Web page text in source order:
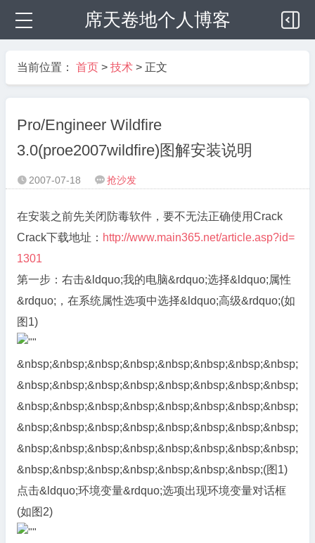
席天卷地个人博客
当前位置： 首页 > 技术 > 正文
Pro/Engineer Wildfire
3.0(proe2007wildfire)图解安装说明
 2007-07-18  抢沙发
在安装之前先关闭防毒软件，要不无法正确使用Crack
Crack下载地址： http://www.main365.net/article.asp?id=
1301
第一步：右击&ldquo;我的电脑&rdquo;选择&ldquo;属性
&rdquo;，在系统属性选项中选择&ldquo;高级&rdquo;(如
图1)
&nbsp;&nbsp;&nbsp;&nbsp;&nbsp;&nbsp;&nbsp;&nbsp;
&nbsp;&nbsp;&nbsp;&nbsp;&nbsp;&nbsp;&nbsp;&nbsp;
&nbsp;&nbsp;&nbsp;&nbsp;&nbsp;&nbsp;&nbsp;&nbsp;
&nbsp;&nbsp;&nbsp;&nbsp;&nbsp;&nbsp;&nbsp;&nbsp;
&nbsp;&nbsp;&nbsp;&nbsp;&nbsp;&nbsp;&nbsp;&nbsp;
&nbsp;&nbsp;&nbsp;&nbsp;&nbsp;&nbsp;&nbsp;(图1)
点击&ldquo;环境变量&rdquo;选项出现环境变量对话框
(如图2)